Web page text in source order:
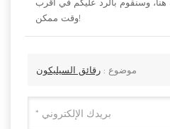
وقت ممكن!
موضوع : رقائق السيليكون